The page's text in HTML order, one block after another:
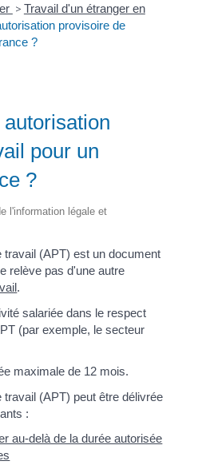
> Travail d'un étranger en
provisoire de
?
pour un
?
l'information légale et
travail (APT) est un document
relève pas d'une autre
.
salariée dans le respect
(par exemple, le secteur
maximale de 12 mois.
(APT) peut être délivrée
:
au-delà de la durée autorisée